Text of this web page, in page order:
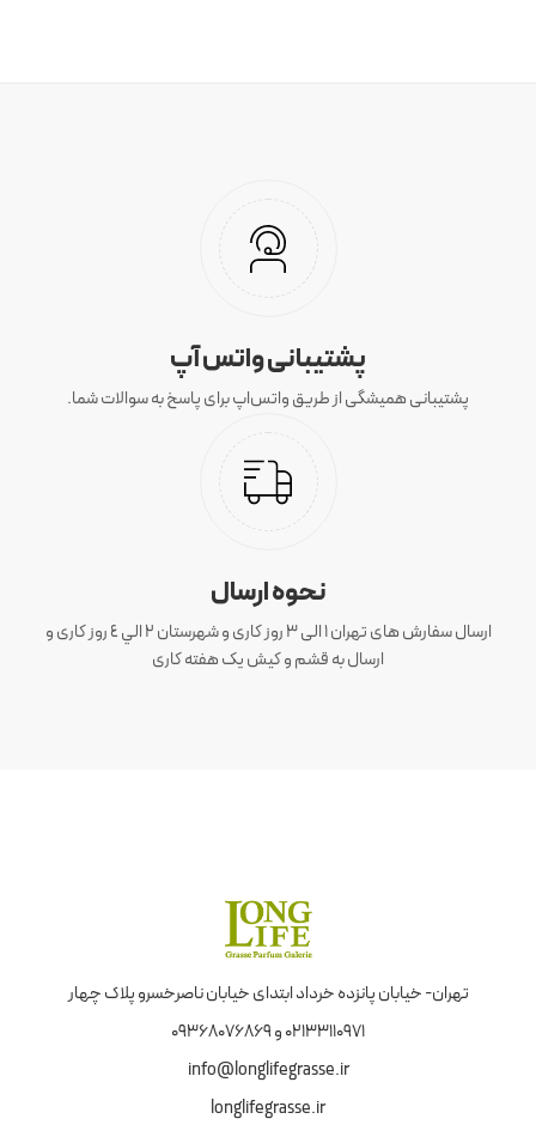
پشتیبانی واتس آپ
پشتیبانی همیشگی از طریق واتس‌اپ برای پاسخ به سوالات شما.
نحوه ارسال
ارسال سفارش های تهران 1 الی 3 روز کاری و شهرستان ٢ الي ٤ روز کاری و
ارسال به قشم و کیش یک هفته کاری
تهران- خیابان پانزده خرداد ابتدای خیابان ناصرخسرو پلاک چهار
02133110971 و 09368076869
info@longlifegrasse.ir
longlifegrasse.ir